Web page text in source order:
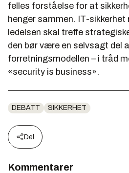
felles forståelse for at
henger sammen. IT-sikkerhet
ledelsen skal treffe
den bør være en selvsagt del
forretningsmodellen – i tråd
«security is business».
DEBATT SIKKERHET
Del
Kommentarer